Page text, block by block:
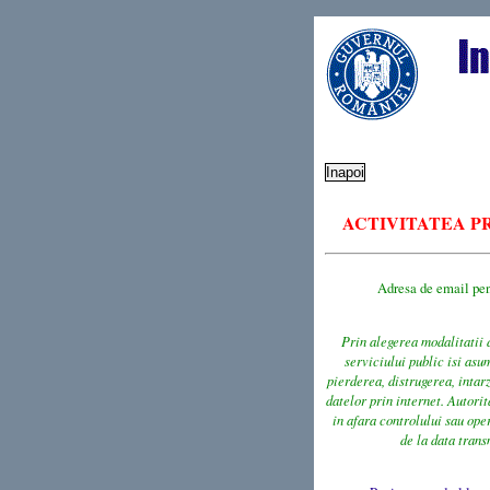
ACTIVITATEA
Adresa de email
Prin alegerea modalitatii
serviciului public isi
pierderea, distrugerea,
datelor prin internet.
in afara controlului sau
de la data